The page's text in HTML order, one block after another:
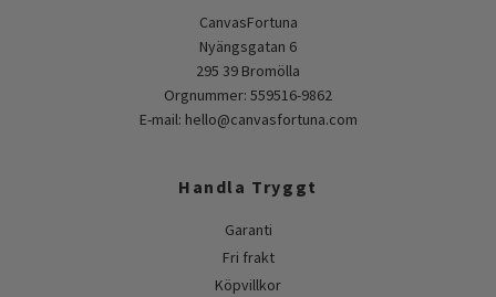
CanvasFortuna
Nyängsgatan 6
295 39 Bromölla
Orgnummer: 559516-9862
E-mail: hello@canvasfortuna.com
Handla Tryggt
Garanti
Fri frakt
Köpvillkor